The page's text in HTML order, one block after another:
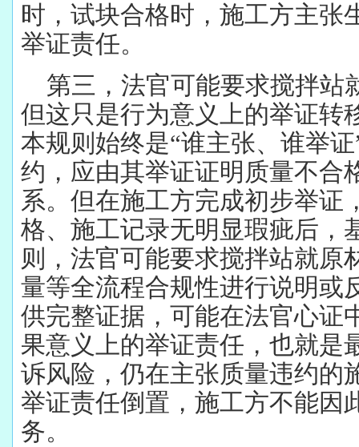
时，试块合格时，施工方主张
举证责任。
第三，法官可能要求搅拌站
但这只是行为意义上的举证转
本规则始终是“谁主张、谁举
约，应由其举证证明质量不合
系。但在施工方完成初步举证
格、施工记录无明显瑕疵后，
则，法官可能要求搅拌站就原
量等全流程合规性进行说明或
供完整证据，可能在法官心证
果意义上的举证责任，也就是
诉风险，仍在主张质量违约的
举证责任倒置，施工方不能因
务。